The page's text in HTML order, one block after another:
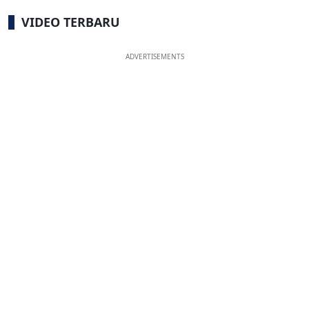
VIDEO TERBARU
ADVERTISEMENTS